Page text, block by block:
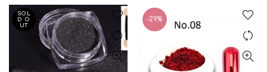
SOL
D O
UT
-29%